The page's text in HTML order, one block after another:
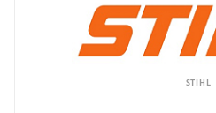
STIHL